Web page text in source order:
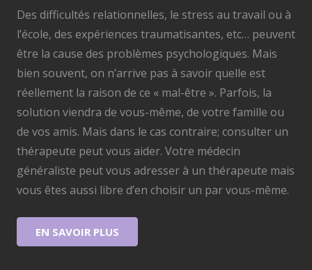
Des difficultés relationnelles, le stress au travail ou à
l’école, des expériences traumatisantes, etc… peuvent
être la cause des problèmes psychologiques. Mais
bien souvent, on n’arrive pas à savoir quelle est
réellement la raison de ce « mal-être ». Parfois, la
solution viendra de vous-même, de votre famille ou
de vos amis. Mais dans le cas contraire; consulter un
thérapeute peut vous aider. Votre médecin
généraliste peut vous adresser à un thérapeute mais
vous êtes aussi libre d’en choisir un par vous-même.
EN SAVOIR PLUS